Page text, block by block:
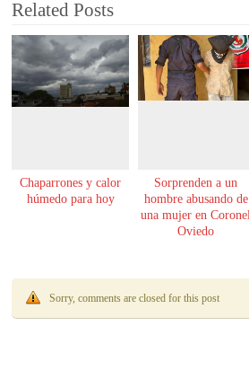
Related Posts
Chaparrones y calor
húmedo para hoy
Sorprenden a un
hombre abusando de
una mujer en Coronel
Oviedo
Sorry, comments are closed for this post